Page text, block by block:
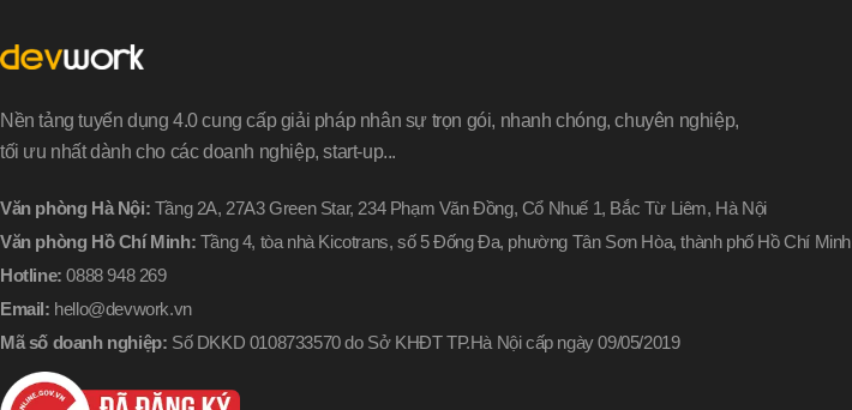
Nền tảng tuyển dụng 4.0 cung cấp giải pháp nhân sự trọn gói, nhanh chóng, chuyên nghiệp,
tối ưu nhất dành cho các doanh nghiệp, start-up...
Văn phòng Hà Nội: Tầng 2A, 27A3 Green Star, 234 Phạm Văn Đồng, Cổ Nhuế 1, Bắc Từ Liêm, Hà Nội
Văn phòng Hồ Chí Minh: Tầng 4, tòa nhà Kicotrans, số 5 Đống Đa, phường Tân Sơn Hòa, thành phố Hồ Chí Minh
Hotline: 0888 948 269
Email: hello@devwork.vn
Mã số doanh nghiệp: Số DKKD 0108733570 do Sở KHĐT TP.Hà Nội cấp ngày 09/05/2019